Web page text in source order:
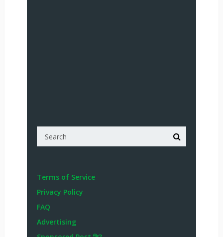
Terms of Service
Privacy Policy
FAQ
Advertising